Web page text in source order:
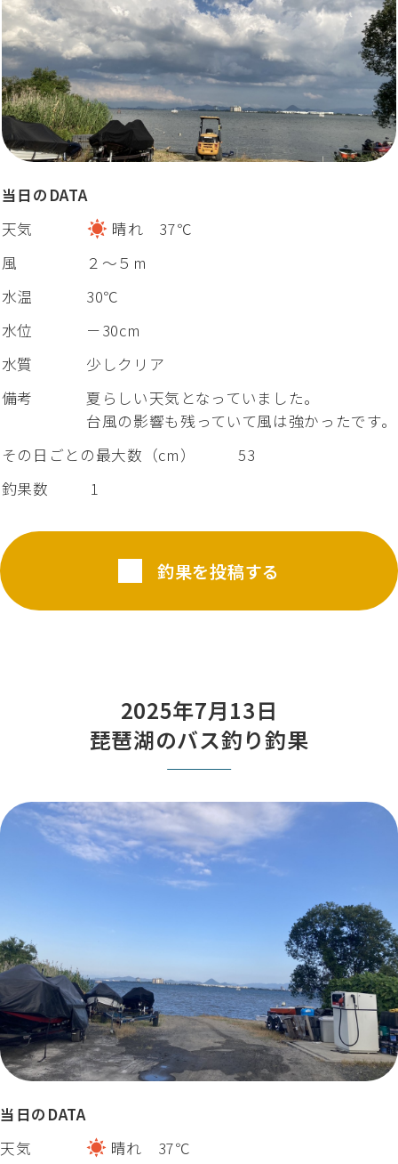
当日のDATA
天気
晴れ 37℃
風
２～５m
水温
30℃
水位
－30cm
水質
少しクリア
備考
夏らしい天気となっていました。
台風の影響も残っていて風は強かったです。
その日ごとの最大数（cm）
53
釣果数
1
釣果を投稿する
2025年7月13日
琵琶湖のバス釣り釣果
当日のDATA
天気
晴れ 37℃